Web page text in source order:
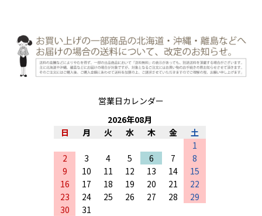
営業日カレンダー
2026年08月
日
月 火 水 木 金
土
1
2
3 4 5 6 7
8
9
10 11 12 13 14
15
16
17 18 19 20 21
22
23
24 25 26 27 28
29
30
31